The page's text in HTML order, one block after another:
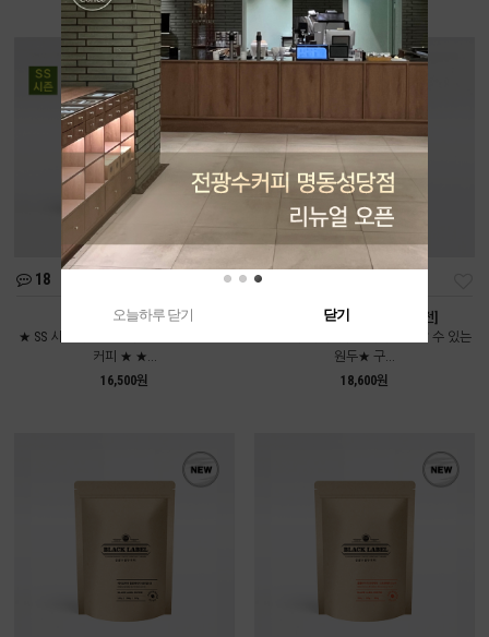
18
여름인가봄 [중배전]
★ SS 시즌에만 만날 수 있는 시즌블렌드
커피 ★ ★...
16,500원
콜롬비아 디카페인 [약배전]
★전광수커피하우스에서도 만날 수 있는
원두★ 구...
18,600원
오늘하루 닫기 닫기